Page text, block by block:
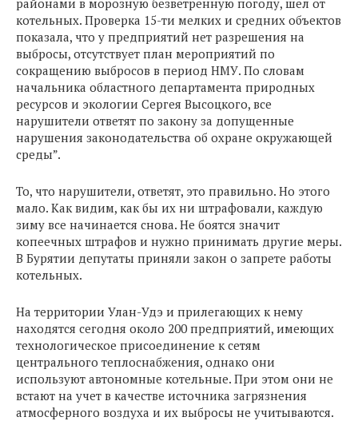
районами в морозную безветренную погоду, шел от
котельных. Проверка 15-ти мелких и средних объектов
показала, что у предприятий нет разрешения на
выбросы, отсутствует план мероприятий по
сокращению выбросов в период НМУ. По словам
начальника областного департамента природных
ресурсов и экологии Сергея Высоцкого, все
нарушители ответят по закону за допущенные
нарушения законодательства об охране окружающей
среды”.
То, что нарушители, ответят, это правильно. Но этого
мало. Как видим, как бы их ни штрафовали, каждую
зиму все начинается снова. Не боятся значит
копеечных штрафов и нужно принимать другие меры.
В Бурятии депутаты приняли закон о запрете работы
котельных.
На территории Улан-Удэ и прилегающих к нему
находятся сегодня около 200 предприятий, имеющих
технологическое присоединение к сетям
центрального теплоснабжения, однако они
используют автономные котельные. При этом они не
встают на учет в качестве источника загрязнения
атмосферного воздуха и их выбросы не учитываются.